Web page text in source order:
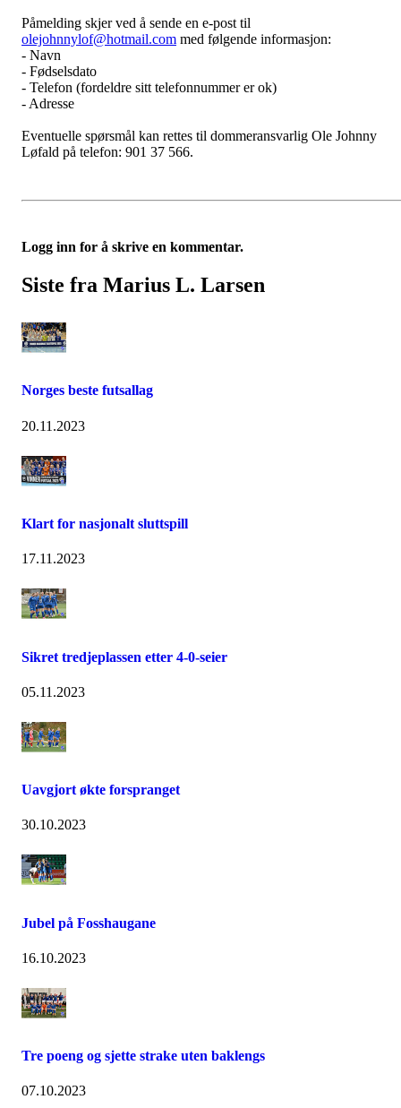
Påmelding skjer ved å sende en e-post til
olejohnnylof@hotmail.com med følgende informasjon:
- Navn
- Fødselsdato
- Telefon (fordeldre sitt telefonnummer er ok)
- Adresse
Eventuelle spørsmål kan rettes til dommeransvarlig Ole Johnny
Løfald på telefon: 901 37 566.
Logg inn for å skrive en kommentar.
Siste fra Marius L. Larsen
Norges beste futsallag
20.11.2023
Klart for nasjonalt sluttspill
17.11.2023
Sikret tredjeplassen etter 4-0-seier
05.11.2023
Uavgjort økte forspranget
30.10.2023
Jubel på Fosshaugane
16.10.2023
Tre poeng og sjette strake uten baklengs
07.10.2023